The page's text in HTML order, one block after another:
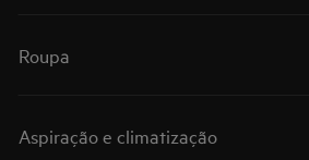
Roupa
Aspiração e climatização